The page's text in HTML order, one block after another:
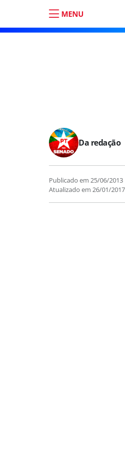
MENU
Da redação
Publicado em 25/06/2013
Atualizado em 26/01/2017